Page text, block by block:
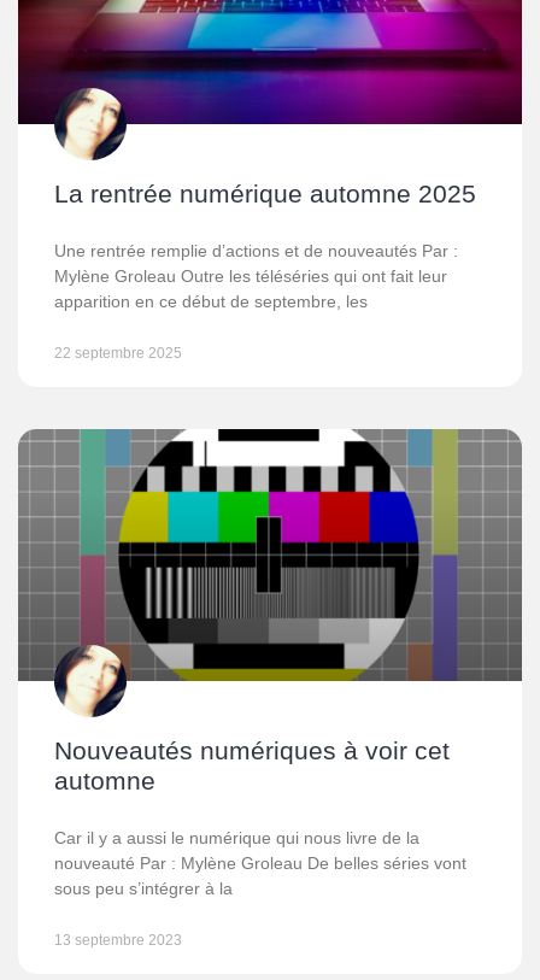
La rentrée numérique automne 2025
Une rentrée remplie d’actions et de nouveautés Par :
Mylène Groleau Outre les téléséries qui ont fait leur
apparition en ce début de septembre, les
22 septembre 2025
Nouveautés numériques à voir cet
automne
Car il y a aussi le numérique qui nous livre de la
nouveauté Par : Mylène Groleau De belles séries vont
sous peu s’intégrer à la
13 septembre 2023